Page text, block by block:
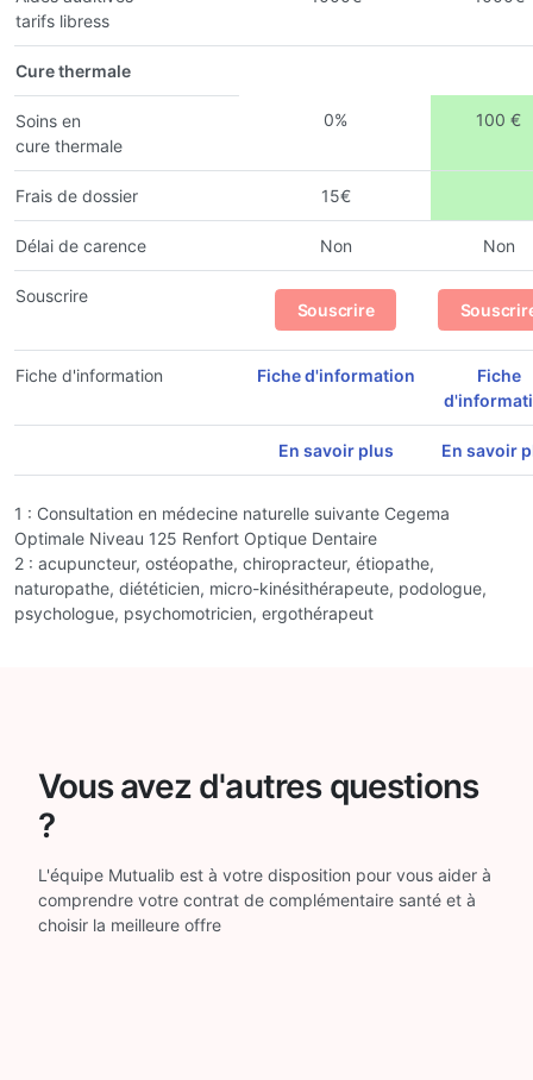
tarifs libress
Cure thermale
Soins en
cure thermale
0% 100 €
Frais de dossier 15€
Délai de carence Non Non
Souscrire
Souscrire
Fiche d'information Fiche d'information
Fiche
En savoir plus En savoir
1 : Consultation en médecine naturelle suivante Cegema
Optimale Niveau 125 Renfort Optique Dentaire
2 : acupuncteur, ostéopathe, chiropracteur, étiopathe,
naturopathe, diététicien, micro-kinésithérapeute, podologue,
psychologue, psychomotricien, ergothérapeut
Vous avez d'autres questions
?
L'équipe Mutualib est à votre disposition pour vous aider à
comprendre votre contrat de complémentaire santé et à
choisir la meilleure offre